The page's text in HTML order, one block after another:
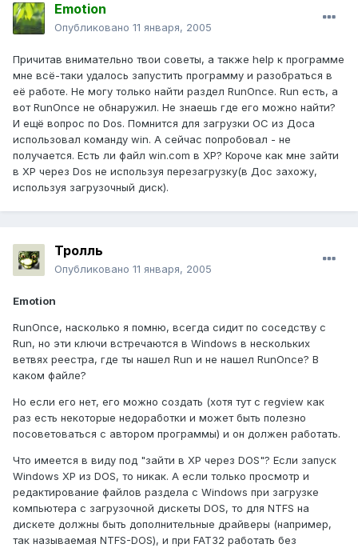
Emotion
Опубликовано 11 января, 2005
Причитав внимательно твои советы, а также help к программе
мне всё-таки удалось запустить программу и разобраться в
её работе. Не могу только найти раздел RunOnce. Run есть, а
вот RunOnce не обнаружил. Не знаешь где его можно найти?
И ещё вопрос по Dos. Помнится для загрузки ОС из Доса
использовал команду win. А сейчас попробовал - не
получается. Есть ли файл win.com в XP? Короче как мне зайти
в XP через Dos не используя перезагрузку(в Дос захожу,
используя загрузочный диск).
Тролль
Опубликовано 11 января, 2005
Emotion
RunOnce, насколько я помню, всегда сидит по соседству с
Run, но эти ключи встречаются в Windows в нескольких
ветвях реестра, где ты нашел Run и не нашел RunOnce? В
каком файле?
Но если его нет, его можно создать (хотя тут с regview как
раз есть некоторые недоработки и может быть полезно
посоветоваться с автором программы) и он должен работать.
Что имеется в виду под "зайти в XP через DOS"? Если запуск
Windows XP из DOS, то никак. А если только просмотр и
редактирование файлов раздела с Windows при загрузке
компьютера с загрузочной дискеты DOS, то для NTFS на
дискете должны быть дополнительные драйверы (например,
так называемая NTFS-DOS), и при FAT32 работать без